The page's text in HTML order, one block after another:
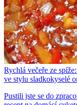
Rychlá večeře ze
ve stylu sladkokyselé
Pustili jste se do